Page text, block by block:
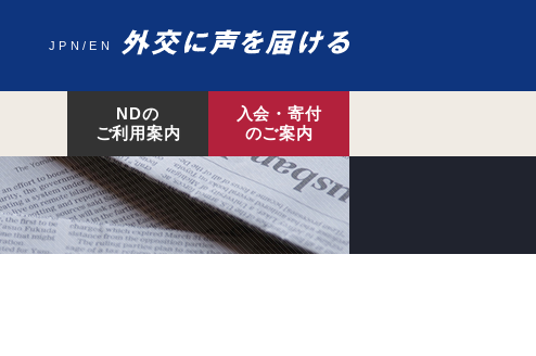
JPN EN
NDの
ご利用案内
入会・寄付
のご案内